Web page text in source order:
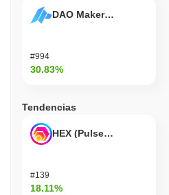
DAO Maker Token
#994
30.83%
Tendencias
HEX (Pulsechain)
#139
18.11%